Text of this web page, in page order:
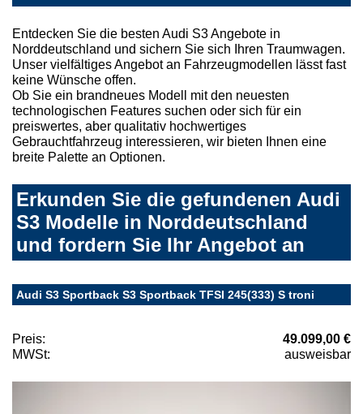
Entdecken Sie die besten Audi S3 Angebote in
Norddeutschland und sichern Sie sich Ihren Traumwagen.
Unser vielfältiges Angebot an Fahrzeugmodellen lässt fast
keine Wünsche offen.
Ob Sie ein brandneues Modell mit den neuesten
technologischen Features suchen oder sich für ein
preiswertes, aber qualitativ hochwertiges
Gebrauchtfahrzeug interessieren, wir bieten Ihnen eine
breite Palette an Optionen.
Erkunden Sie die gefundenen Audi
S3 Modelle in Norddeutschland
und fordern Sie Ihr Angebot an
Audi S3 Sportback S3 Sportback TFSI 245(333) S troni
Preis:
49.099,00 €
MWSt:
ausweisbar